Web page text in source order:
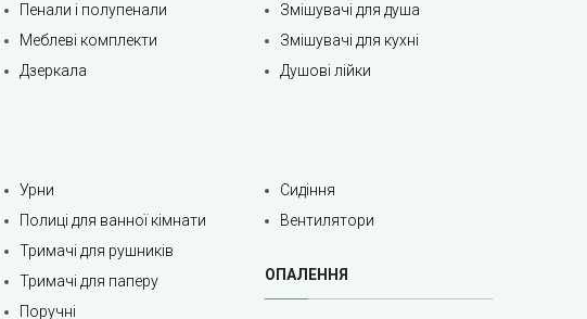
Уточнюйте
Уточнюйте
Уточнюйте
Пенали і полупенали
Меблеві комплекти
Дзеркала
Змішувачі для душа
Змішувачі для кухні
Душові лійки
Урни
Полиці для ванної кімнати
Тримачі для рушників
Тримачі для паперу
Поручні
Сидіння
Вентилятори
ОПАЛЕННЯ